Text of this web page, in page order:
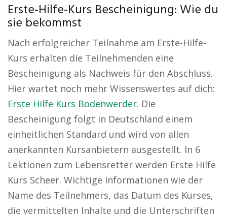
Erste-Hilfe-Kurs Bescheinigung: Wie du
sie bekommst
Nach erfolgreicher Teilnahme am Erste-Hilfe-
Kurs erhalten die Teilnehmenden eine
Bescheinigung als Nachweis für den Abschluss.
Hier wartet noch mehr Wissenswertes auf dich:
Erste Hilfe Kurs Bodenwerder. Die
Bescheinigung folgt in Deutschland einem
einheitlichen Standard und wird von allen
anerkannten Kursanbietern ausgestellt. In 6
Lektionen zum Lebensretter werden Erste Hilfe
Kurs Scheer. Wichtige Informationen wie der
Name des Teilnehmers, das Datum des Kurses,
die vermittelten Inhalte und die Unterschriften